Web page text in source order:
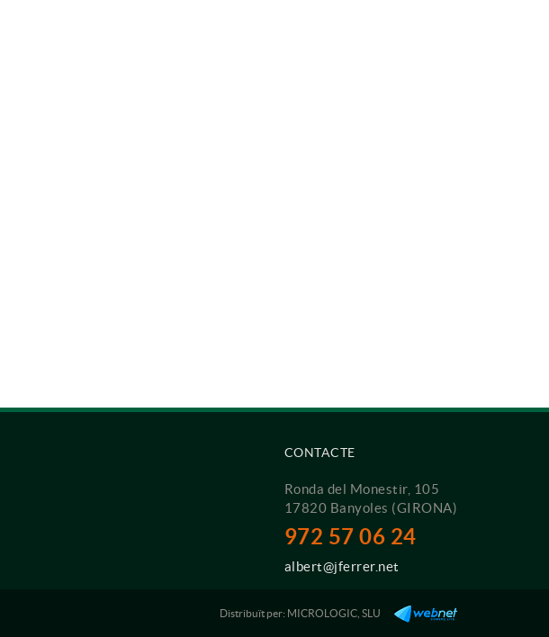
CONTACTE
Ronda del Monestir, 105
17820 Banyoles (GIRONA)
972 57 06 24
albert@jferrer.net
Distribuït per: MICROLOGIC, SLU